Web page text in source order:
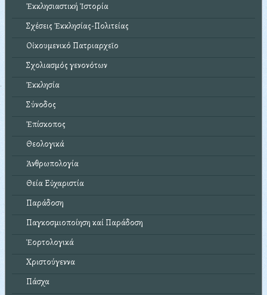
Ἐκκλησιαστική Ἱστορία
Σχέσεις Ἐκκλησίας-Πολιτείας
Οἰκουμενικό Πατριαρχεῖο
Σχολιασμός γενονότων
Ἐκκλησία
Σύνοδος
Ἐπίσκοπος
Θεολογικά
Ἀνθρωπολογία
Θεία Εὐχαριστία
Παράδοση
Παγκοσμιοποίηση καί Παράδοση
Ἑορτολογικά
Χριστούγεννα
Πάσχα